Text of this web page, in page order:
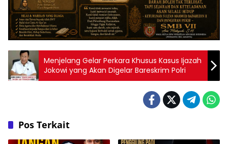
Menjelang Gelar Perkara Khusus Kasus Ijazah
Jokowi yang Akan Digelar Bareskrim Polri
Pos Terkait